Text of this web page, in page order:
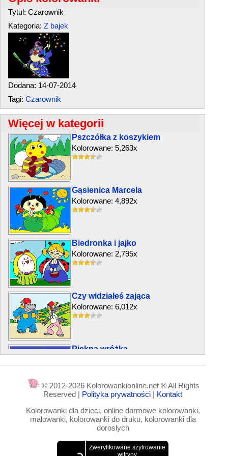
Tytul: Czarownik
Kategoria: Z bajek
Dodana: 14-07-2014
Tagi: Czarownik
Więcej w kategorii
Pszczółka z koszykiem
Kolorowane: 5,263x
Gąsienica Marcela
Kolorowane: 4,892x
Biedronka i jajko
Kolorowane: 2,795x
Czy widziałeś zająca
Kolorowane: 6,012x
Piękna wróżka
Kolorowane: 2,488x
© 2012-2026 Kolorowankionline.net ® All Rights
Reserved | Polityka prywatności | Kontakt
Kolorowanki dla dzieci, online darmowe kolorowanki,
malowanki, kolorowanki do druku, kolorowanki dla
doroslych